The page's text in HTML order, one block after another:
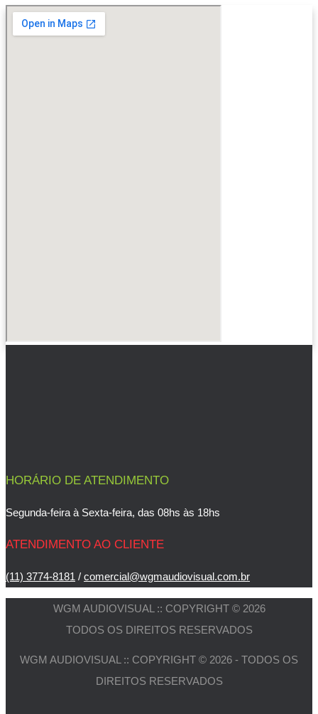
HORÁRIO DE ATENDIMENTO
Segunda-feira à Sexta-feira, das 08hs às 18hs
ATENDIMENTO AO CLIENTE
(11) 3774-8181 / comercial@wgmaudiovisual.com.br
WGM AUDIOVISUAL :: COPYRIGHT © 2026
TODOS OS DIREITOS RESERVADOS
WGM AUDIOVISUAL :: COPYRIGHT © 2026 - TODOS OS
DIREITOS RESERVADOS